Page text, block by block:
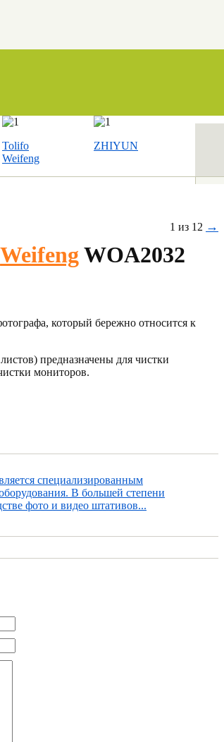
Tolifo
Weifeng
ZHIYUN
1 из 12 →
Weifeng WOA2032
который бережно относится к
предназначены для чистки
мониторов.
специализированным
В большей степени
фото и видео штативов...